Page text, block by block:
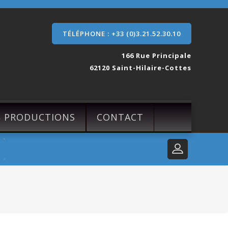
TÉLÉPHONE : +33 (0)3.21.52.30.10
166 Rue Principale
62120 Saint-Hilaire-Cottes
CONTACT